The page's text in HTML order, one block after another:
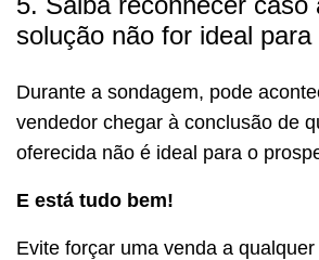
solução não for ideal
Durante a sondagem, pode
vendedor chegar à conclusão de
oferecida não é ideal para o
E está tudo bem!
Evite forçar uma venda a